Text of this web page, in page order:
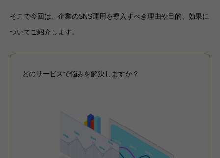
そこで今回は、企業のSNS運用を導入すべき理由や目的、効果に
ついてご紹介します。
どのサービスで悩みを解決しますか？